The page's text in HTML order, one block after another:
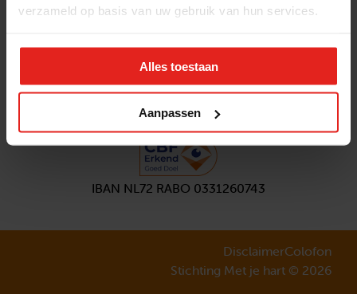
verzameld op basis van uw gebruik van hun services.
Alles toestaan
Aanpassen
IBAN NL72 RABO 0331260743
DisclaimerColofon
Stichting Met je hart © 2026